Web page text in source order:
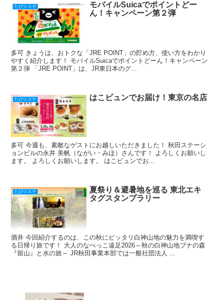
たび☆ステ
モバイルSuicaでポイントどー
ん！キャンペーン第２弾
多可 きょうは、おトクな「JRE POINT」の貯め方、使い方をわかり
やすく紹介します！ モバイルSuicaでポイントどーん！キャンペーン
第２弾 「JRE POINT」は、JR東日本のグ...
たび☆ステ はこビュンでお届け！東京の名店
多可 今週も、素敵なゲストにお越しいただきました！ 秋田ステーシ
ョンビルの永井 美帆（ながい・みほ）さんです！ よろしくお願いし
ます。 よろしくお願いします。 はこビュンでお...
たび☆ステ
夏祭り＆避暑地を巡る 東北エキ
タグスタンプラリー
酒井 今回紹介するのは、この秋にピッタリ白神山地の魅力を満喫す
る日帰り旅です！ 大人のなべっこ遠足2026～秋の白神山地ブナの森
『留山』と水の旅～ JR秋田事業本部では一般社団法人 ...